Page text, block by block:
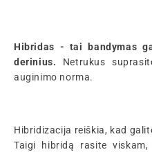
Hibridas - tai bandymas
derinius. Netrukus
auginimo norma.
Hibridizacija reiškia, kad
Taigi hibridą rasite